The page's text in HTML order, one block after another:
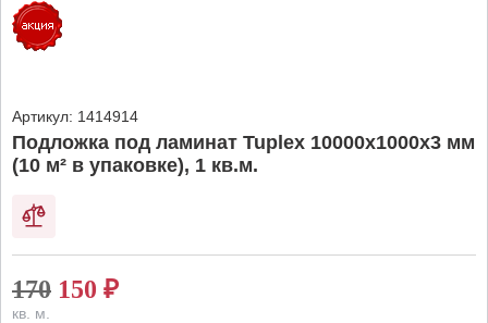
Артикул: 1414914
Подложка под ламинат Tuplex 10000x1000x3 мм
(10 м² в упаковке), 1 кв.м.
170 150 ₽
кв. м.